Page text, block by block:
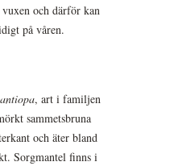
och därför kan
på våren.
, art i familjen
sammetsbruna
och äter bland
Sorgmantel finns i